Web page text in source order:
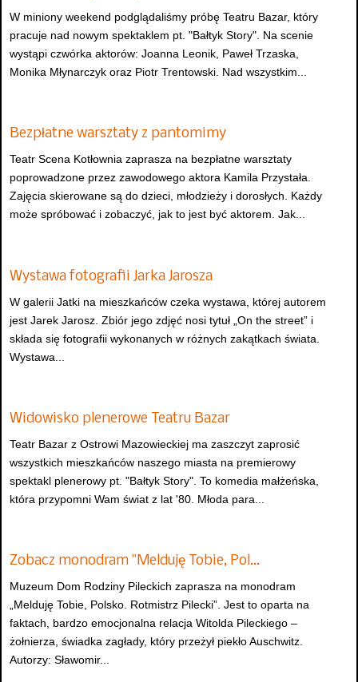
W miniony weekend podglądaliśmy próbę Teatru Bazar, który
pracuje nad nowym spektaklem pt. "Bałtyk Story". Na scenie
wystąpi czwórka aktorów: Joanna Leonik, Paweł Trzaska,
Monika Młynarczyk oraz Piotr Trentowski. Nad wszystkim...
Bezpłatne warsztaty z pantomimy
Teatr Scena Kotłownia zaprasza na bezpłatne warsztaty
poprowadzone przez zawodowego aktora Kamila Przystała.
Zajęcia skierowane są do dzieci, młodzieży i dorosłych. Każdy
może spróbować i zobaczyć, jak to jest być aktorem. Jak...
Wystawa fotografii Jarka Jarosza
W galerii Jatki na mieszkańców czeka wystawa, której autorem
jest Jarek Jarosz. Zbiór jego zdjęć nosi tytuł „On the street” i
składa się fotografii wykonanych w różnych zakątkach świata.
Wystawa...
Widowisko plenerowe Teatru Bazar
Teatr Bazar z Ostrowi Mazowieckiej ma zaszczyt zaprosić
wszystkich mieszkańców naszego miasta na premierowy
spektakl plenerowy pt. "Bałtyk Story". To komedia małżeńska,
która przypomni Wam świat z lat '80. Młoda para...
Zobacz monodram "Melduję Tobie, Pol…
Muzeum Dom Rodziny Pileckich zaprasza na monodram
„Melduję Tobie, Polsko. Rotmistrz Pilecki”. Jest to oparta na
faktach, bardzo emocjonalna relacja Witolda Pileckiego –
żołnierza, świadka zagłady, który przeżył piekło Auschwitz.
Autorzy: Sławomir...